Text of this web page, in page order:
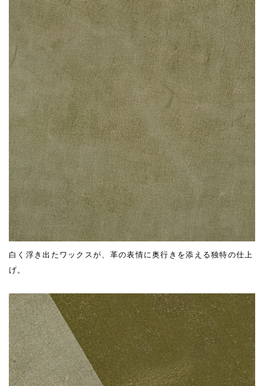
白く浮き出たワックスが、革の表情に奥行きを添える独特の仕上
げ。